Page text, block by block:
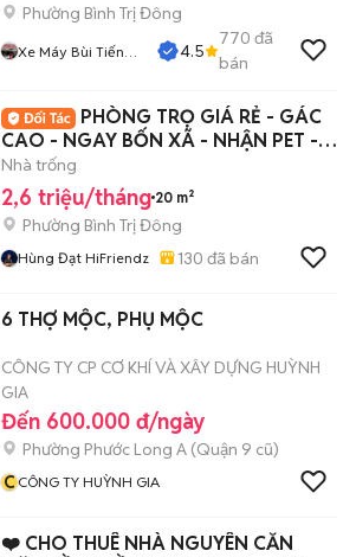
Phường Bình Trị Đông
Xe Máy Bùi Tiến
4.5
770 đã
bán
PHÒNG TRỌ GIÁ RẺ - GÁC
CAO - NGAY BỐN XÃ - NHẬN PET -
XE ĐIỆN - 5P HIU
Nhà trống
2,6 triệu/tháng 20 m²
Phường Bình Trị Đông
Hùng Đạt HiFriendz 130 đã bán
6 THỢ MỘC, PHỤ MỘC
CÔNG TY CP CƠ KHÍ VÀ XÂY DỰNG HUỲNH
GIA
Đến 600.000 đ/ngày
Phường Phước Long A (Quận 9 cũ)
CCÔNG TY HUỲNH GIA
❤️ CHO THUÊ NHÀ NGUYÊN CĂN